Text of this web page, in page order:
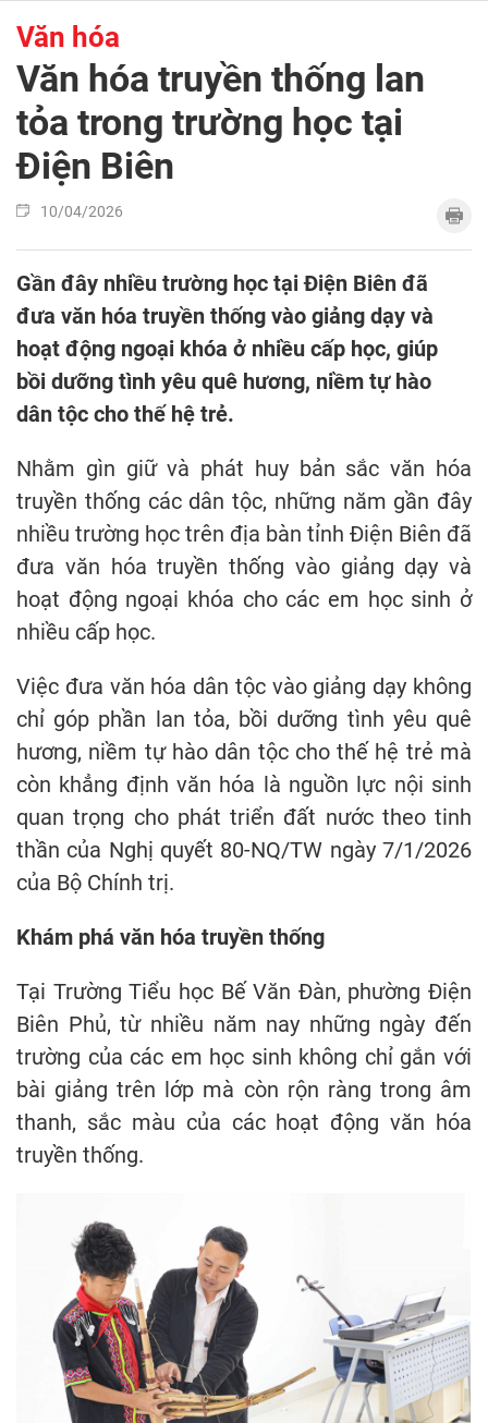
Văn hóa
Văn hóa truyền thống lan
tỏa trong trường học tại
Điện Biên
10/04/2026
Gần đây nhiều trường học tại Điện Biên đã
đưa văn hóa truyền thống vào giảng dạy và
hoạt động ngoại khóa ở nhiều cấp học, giúp
bồi dưỡng tình yêu quê hương, niềm tự hào
dân tộc cho thế hệ trẻ.
Nhằm gìn giữ và phát huy bản sắc văn hóa
truyền thống các dân tộc, những năm gần đây
nhiều trường học trên địa bàn tỉnh Điện Biên đã
đưa văn hóa truyền thống vào giảng dạy và
hoạt động ngoại khóa cho các em học sinh ở
nhiều cấp học.
Việc đưa văn hóa dân tộc vào giảng dạy không
chỉ góp phần lan tỏa, bồi dưỡng tình yêu quê
hương, niềm tự hào dân tộc cho thế hệ trẻ mà
còn khẳng định văn hóa là nguồn lực nội sinh
quan trọng cho phát triển đất nước theo tinh
thần của Nghị quyết 80-NQ/TW ngày 7/1/2026
của Bộ Chính trị.
Khám phá văn hóa truyền thống
Tại Trường Tiểu học Bế Văn Đàn, phường Điện
Biên Phủ, từ nhiều năm nay những ngày đến
trường của các em học sinh không chỉ gắn với
bài giảng trên lớp mà còn rộn ràng trong âm
thanh, sắc màu của các hoạt động văn hóa
truyền thống.